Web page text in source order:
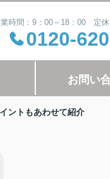
時間：9：00～18：00 定休
0120-
お問い
ントもあわせて紹介